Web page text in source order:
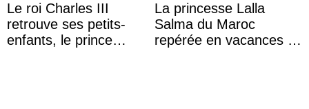
Le roi Charles III
retrouve ses petits-
enfants, le prince
La princesse Lalla
Salma du Maroc
repérée en vacances à